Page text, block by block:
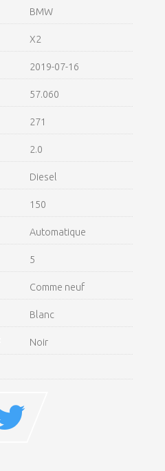
BMW
X2
2019-07-16
57.060
271
2.0
Diesel
150
Automatique
5
Comme neuf
Blanc
Noir